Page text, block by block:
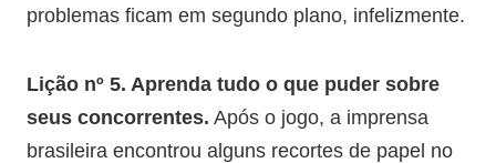
problemas ficam em segundo plano, infelizmente.
Lição nº 5. Aprenda tudo o que puder sobre
seus concorrentes. Após o jogo, a imprensa
brasileira encontrou alguns recortes de papel no